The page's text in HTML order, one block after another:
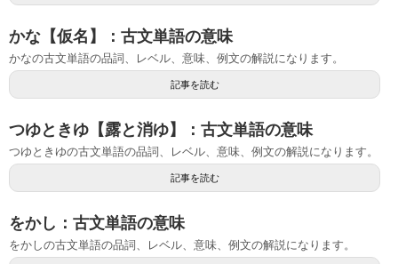
かな【仮名】：古文単語の意味
かなの古文単語の品詞、レベル、意味、例文の解説になります。
記事を読む
つゆときゆ【露と消ゆ】：古文単語の意味
つゆときゆの古文単語の品詞、レベル、意味、例文の解説になります。
記事を読む
をかし：古文単語の意味
をかしの古文単語の品詞、レベル、意味、例文の解説になります。